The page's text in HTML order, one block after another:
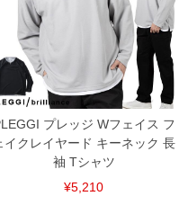
円+税）となります。）
ざいます。
ので、予めご了承下さい。
例：裾にファスナーや調節ひもが付
また、お客様がご使用の環境（コ
なる場合がございます。予めご了承
おりますので店頭での売り違い、店
をお掛けしてしまう場合がございま
ますが、もしあった場合速やかにご
プレッジ Wフェイス フ
イクレイヤード キーネック 長
袖 Tシャツ
¥5,210